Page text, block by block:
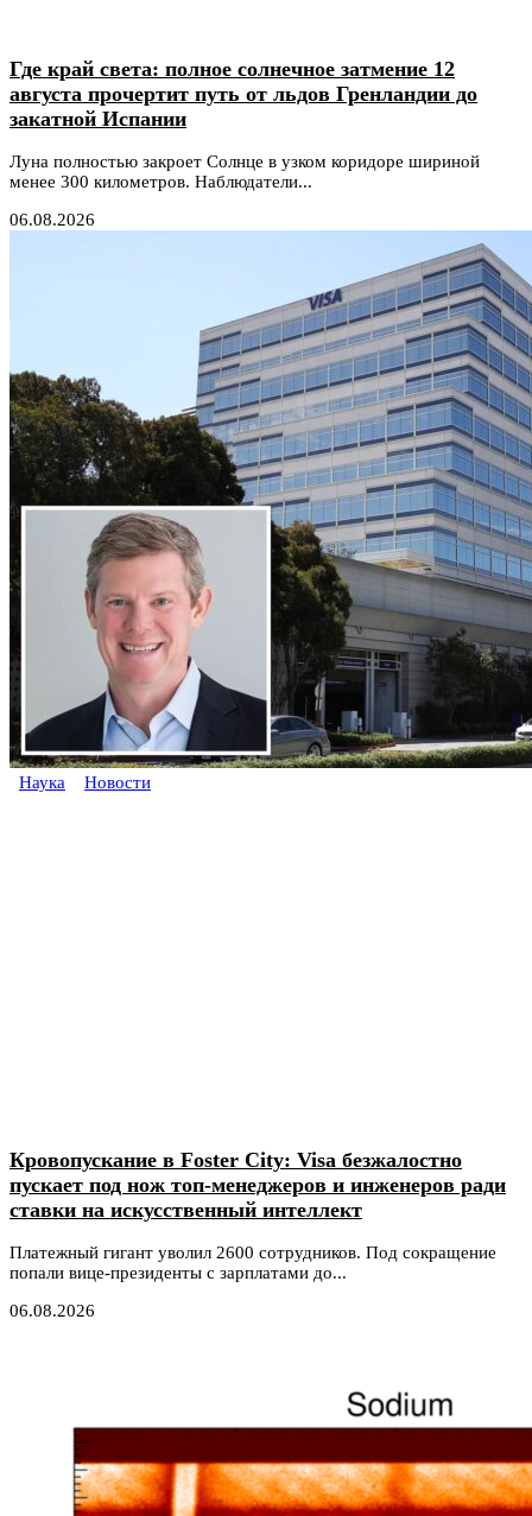
Где край света: полное солнечное затмение 12
августа прочертит путь от льдов Гренландии до
закатной Испании
Луна полностью закроет Солнце в узком коридоре шириной
менее 300 километров. Наблюдатели...
06.08.2026
Наука Новости
Кровопускание в Foster City: Visa безжалостно
пускает под нож топ-менеджеров и инженеров ради
ставки на искусственный интеллект
Платежный гигант уволил 2600 сотрудников. Под сокращение
попали вице-президенты с зарплатами до...
06.08.2026